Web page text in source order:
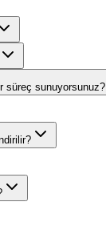
süreç sunuyorsunuz?